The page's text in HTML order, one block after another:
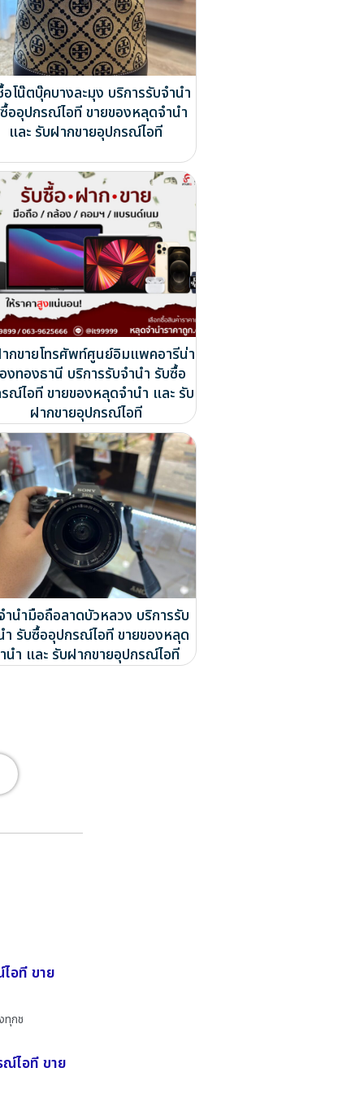
โน๊ตบุ๊คบางละมุง บริการรับจำนำ
ออุปกรณ์ไอที ขายของหลุดจำนำ
และ รับฝากขายอุปกรณ์ไอที
กขายโทรศัพท์ศูนย์อิมแพคอารีน่า
งทองธานี บริการรับจำนำ รับซื้อ
ณ์ไอที ขายของหลุดจำนำ และ รับ
ฝากขายอุปกรณ์ไอที
ำนำมือถือลาดบัวหลวง บริการรับ
ำ รับซื้ออุปกรณ์ไอที ขายของหลุด
นำ และ รับฝากขายอุปกรณ์ไอที
อที ขาย
ทุกช
ณ์ไอที ขาย